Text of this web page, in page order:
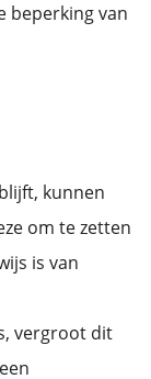
beperking van
kunnen
om te zetten
is van
vergroot dit